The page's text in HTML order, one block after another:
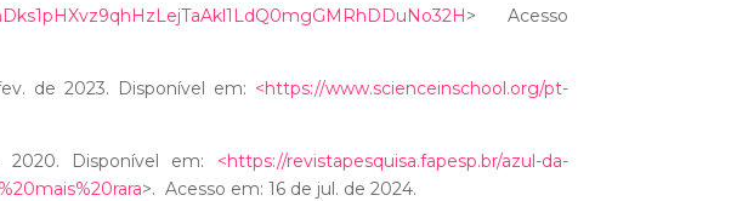
> Acesso
de 2023. Disponível em: <https://www.scienceinschool.org/pt-
Disponível em: <https://revistapesquisa.fapesp.br/azul-da-
>. Acesso em: 16 de jul. de 2024.